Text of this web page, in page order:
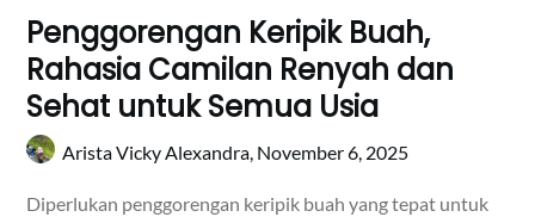
Penggorengan Keripik Buah,
Rahasia Camilan Renyah dan
Sehat untuk Semua Usia
Arista Vicky Alexandra, November 6, 2025
Diperlukan penggorengan keripik buah yang tepat untuk